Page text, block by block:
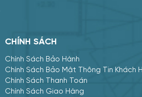
CHÍNH SÁCH
Chính Sách Bảo Hành
Chính Sách Bảo Mật Thông Tin Khách
Chính Sách Thanh Toán
Chính Sách Giao Hàng